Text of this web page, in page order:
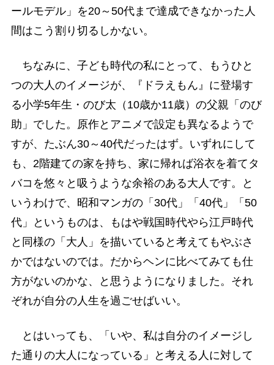
ールモデル」を20～50代まで達成できなかった人
間はこう割り切るしかない。
ちなみに、子ども時代の私にとって、もうひと
つの大人のイメージが、『ドラえもん』に登場す
る小学5年生・のび太（10歳か11歳）の父親「のび
助」でした。原作とアニメで設定も異なるようで
すが、たぶん30～40代だったはず。いずれにして
も、2階建ての家を持ち、家に帰れば浴衣を着てタ
バコを悠々と吸うような余裕のある大人です。と
いうわけで、昭和マンガの「30代」「40代」「50
代」というものは、もはや戦国時代やら江戸時代
と同様の「大人」を描いていると考えてもやぶさ
かではないのでは。だからヘンに比べてみても仕
方がないのかな、と思うようになりました。それ
ぞれが自分の人生を過ごせばいい。
とはいっても、「いや、私は自分のイメージし
た通りの大人になっている」と考える人に対して